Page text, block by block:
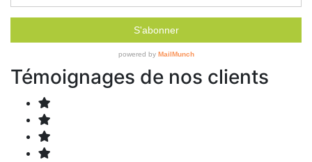
Témoignages de nos clients